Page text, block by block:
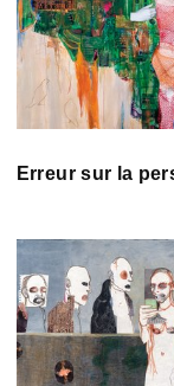
Erreur sur la